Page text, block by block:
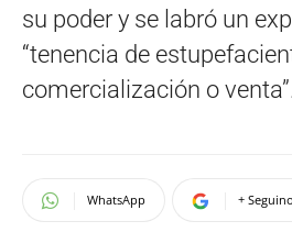
su poder y se labró un
“tenencia de
comercialización o
WhatsApp +